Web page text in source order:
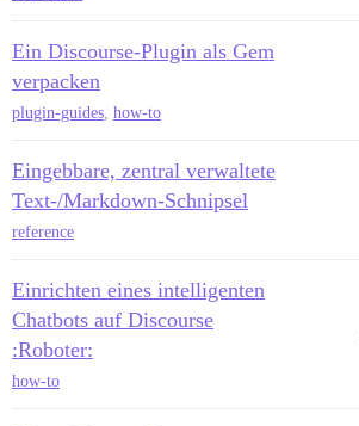
Ein Discourse-Plugin als Gem
verpacken
plugin-guides, how-to
Eingebbare, zentral verwaltete
Text-/Markdown-Schnipsel
reference
Einrichten eines intelligenten
Chatbots auf Discourse
:Roboter:
how-to